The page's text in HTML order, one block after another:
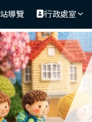
國民小
導覽 行政處室